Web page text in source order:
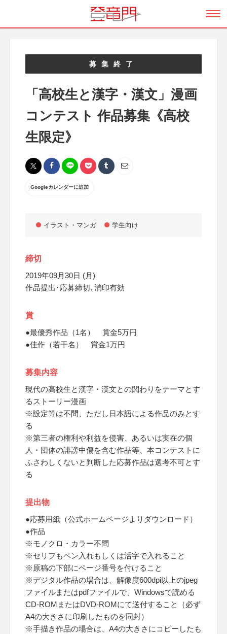
募集終了
「高校生と漢字・漢文」漫画
コンテスト 作品募集《高校
生限定》
Googleカレンダーに追加
イラスト・マンガ 学生向け
締切
2019年09月30日 (月)
作品提出･応募締切､消印有効
賞
●最優秀作品（1名） 賞金5万円
●佳作（若干名） 賞金1万円
募集内容
現代の高校生と漢字・漢文との関わりをテーマとす
るストーリー漫画
※設定等は不問、ただし日本語による作品のみとす
る
※第三者の権利や利益を侵害、あるいは実在の個
人・団体の誹謗中傷を含む作品等、本コンテストに
ふさわしくないと判断した応募作品は選考不可とす
る
提出物
●応募用紙（公式ホームページよりダウンロード）
●作品
※モノクロ・カラー不問
※セリフもペン入れもしくは活字で入れること
※原稿の下部にページ番号を付けること
※デジタル作品の場合は、解像度600dpi以上のjpeg
ファイルまたはpdfファイルで、Windowsで読める
CD-ROMまたはDVD-ROMにて送付すること（必ず
A4の大きさに印刷したものを同封）
※手描き作品の場合は、A4の大きさにコピーしたも